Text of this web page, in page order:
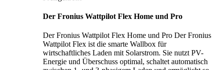
Der Fronius Wattpilot Flex Home und Pro
Der Fronius Wattpilot Flex Home und Pro Der Fronius
Wattpilot Flex ist die smarte Wallbox für
wirtschaftliches Laden mit Solarstrom. Sie nutzt PV-
Energie und Überschuss optimal, schaltet automatisch